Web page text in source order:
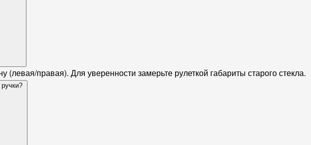
(левая/правая). Для уверенности замерьте рулеткой габариты старого стекла.